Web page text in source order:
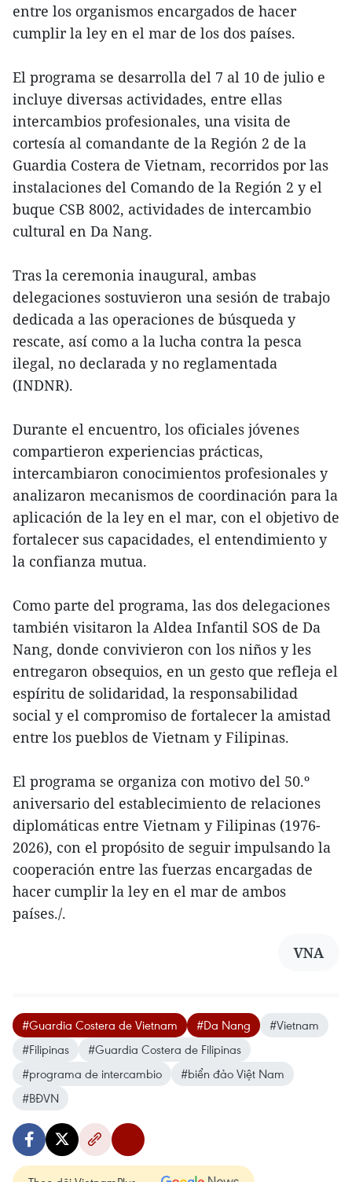
entre los organismos encargados de hacer
cumplir la ley en el mar de los dos países.
El programa se desarrolla del 7 al 10 de julio e
incluye diversas actividades, entre ellas
intercambios profesionales, una visita de
cortesía al comandante de la Región 2 de la
Guardia Costera de Vietnam, recorridos por las
instalaciones del Comando de la Región 2 y el
buque CSB 8002, actividades de intercambio
cultural en Da Nang.
Tras la ceremonia inaugural, ambas
delegaciones sostuvieron una sesión de trabajo
dedicada a las operaciones de búsqueda y
rescate, así como a la lucha contra la pesca
ilegal, no declarada y no reglamentada
(INDNR).
Durante el encuentro, los oficiales jóvenes
compartieron experiencias prácticas,
intercambiaron conocimientos profesionales y
analizaron mecanismos de coordinación para la
aplicación de la ley en el mar, con el objetivo de
fortalecer sus capacidades, el entendimiento y
la confianza mutua.
Como parte del programa, las dos delegaciones
también visitaron la Aldea Infantil SOS de Da
Nang, donde convivieron con los niños y les
entregaron obsequios, en un gesto que refleja el
espíritu de solidaridad, la responsabilidad
social y el compromiso de fortalecer la amistad
entre los pueblos de Vietnam y Filipinas.
El programa se organiza con motivo del 50.º
aniversario del establecimiento de relaciones
diplomáticas entre Vietnam y Filipinas (1976-
2026), con el propósito de seguir impulsando la
cooperación entre las fuerzas encargadas de
hacer cumplir la ley en el mar de ambos
países./.
VNA
#Guardia Costera de Vietnam #Da Nang
#Vietnam
#Filipinas
#Guardia Costera de Filipinas
#programa de intercambio
#biển đảo Việt Nam
#BĐVN